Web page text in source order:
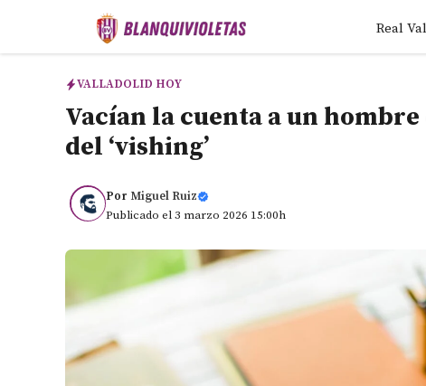
Real
VALLADOLID HOY
Vacían la cuenta a un
del ‘vishing’
Por Miguel Ruiz
Publicado el 3 marzo 2026 15:00h